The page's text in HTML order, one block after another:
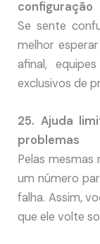
configuração
Se sente
melhor
afinal,
exclusivos de
25. Ajuda
problemas
Pelas
um número
falha. Assim,
que ele volte